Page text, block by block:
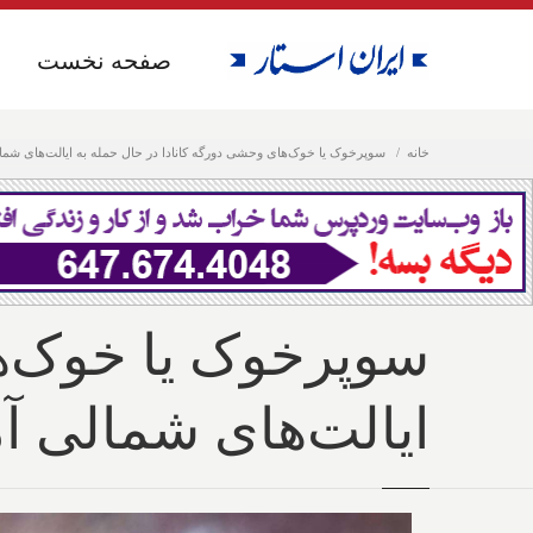
خانه سوپرخوک یا خوک‌های وحشی دورگه کانادا در حال حمله به ایالت‌های
صفحه نخست
صفحه نخست
سوپرخوک یا
ایالت‌های شمالی